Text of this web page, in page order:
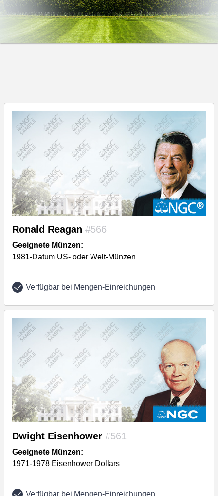
Ronald Reagan #566
Geeignete Münzen:
1981-Datum US- oder Welt-Münzen
Verfügbar bei Mengen-Einreichungen
Dwight Eisenhower #561
Geeignete Münzen:
1971-1978 Eisenhower Dollars
Verfügbar bei Mengen-Einreichungen